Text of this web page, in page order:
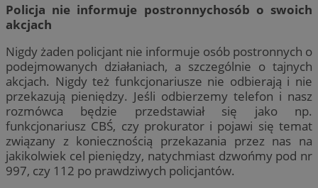
Policja nie informuje postronnychosób o swoich
akcjach
Nigdy żaden policjant nie informuje osób postronnych o
podejmowanych działaniach, a szczególnie o tajnych
akcjach. Nigdy też funkcjonariusze nie odbierają i nie
przekazują pieniędzy. Jeśli odbierzemy telefon i nasz
rozmówca będzie przedstawiał się jako np.
funkcjonariusz CBŚ, czy prokurator i pojawi się temat
związany z koniecznością przekazania przez nas na
jakikolwiek cel pieniędzy, natychmiast dzwońmy pod nr
997, czy 112 po prawdziwych policjantów.